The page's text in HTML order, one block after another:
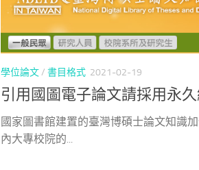
學位論文/ 書目格式 2021-02-19
引用國圖電子論文請採用永
國家圖書館建置的臺灣博碩士論文知識
內大專校院的...